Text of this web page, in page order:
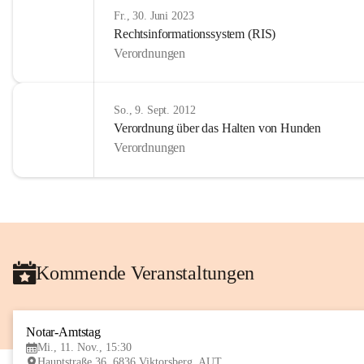
Fr., 30. Juni 2023
Rechtsinformationssystem (RIS)
Verordnungen
So., 9. Sept. 2012
Verordnung über das Halten von Hunden
Verordnungen
Kommende Veranstaltungen
Notar-Amtstag
Mi., 11. Nov., 15:30